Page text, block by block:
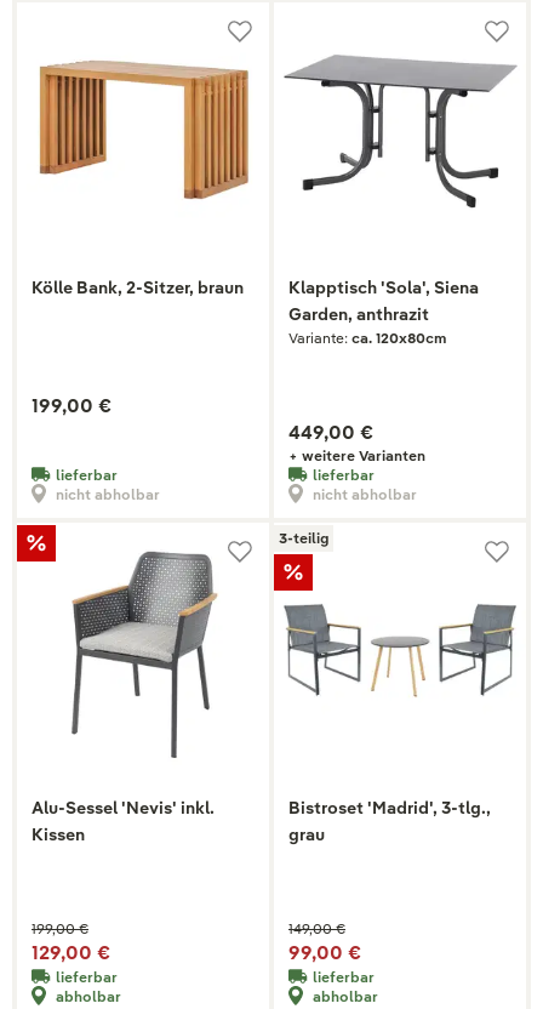
Kölle Bank, 2-Sitzer, braun
199,00 €
lieferbar
nicht abholbar
Klapptisch 'Sola', Siena
Garden, anthrazit
Variante: ca. 120x80cm
449,00 €
+ weitere Varianten
lieferbar
nicht abholbar
Alu-Sessel 'Nevis' inkl.
Kissen
199,00 €
129,00 €
lieferbar
abholbar
3-teilig
Bistroset 'Madrid', 3-tlg.,
grau
149,00 €
99,00 €
lieferbar
abholbar